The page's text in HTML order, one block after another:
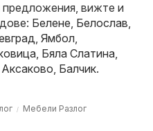
предложения, вижте и
Белене, Белослав,
, Ямбол,
, Бяла Слатина,
Аксаково, Балчик.
Мебели Разлог